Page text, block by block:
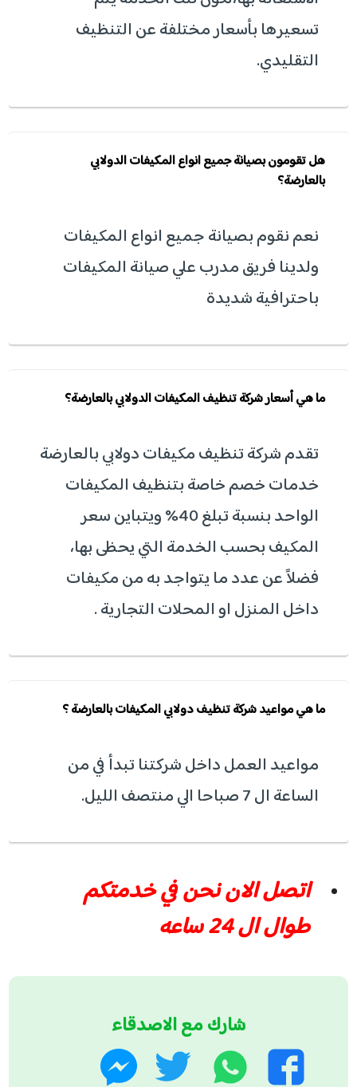
تسعيرها بأسعار مختلفة عن التنظيف
التقليدي.
هل تقومون بصيانة جميع انواع المكيفات الدولابي
بالعارضة؟
نعم نقوم بصيانة جميع انواع المكيفات
ولدينا فريق مدرب علي صيانة المكيفات
باحترافية شديدة
ما هي أسعار شركة تنظيف المكيفات الدولابي بالعارضة؟
تقدم شركة تنظيف مكيفات دولابي بالعارضة
خدمات خصم خاصة بتنظيف المكيفات
الواحد بنسبة تبلغ 40% ويتباين سعر
المكيف بحسب الخدمة التي يحظى بها،
فضلاً عن عدد ما يتواجد به من مكيفات
داخل المنزل او المحلات التجارية .
ما هي مواعيد شركة تنظيف دولابي المكيفات بالعارضة ؟
مواعيد العمل داخل شركتنا تبدأ في من
الساعة ال 7 صباحا الي منتصف الليل.
اتصل الان نحن في خدمتكم
طوال ال 24 ساعه
شارك مع الاصدقاء
فيسبوك
واتساب تويتر